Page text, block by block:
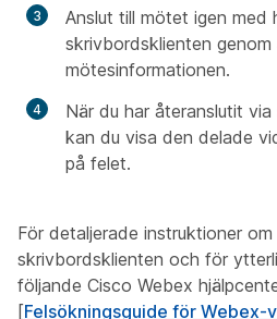
Anslut till mötet igen med
skrivbordsklienten
mötesinformationen.
När du har återanslutit
kan du visa den delade
på felet.
För detaljerade instruktioner
skrivbordsklienten och för
följande Cisco Webex
[Felsökningsguide för Webex-